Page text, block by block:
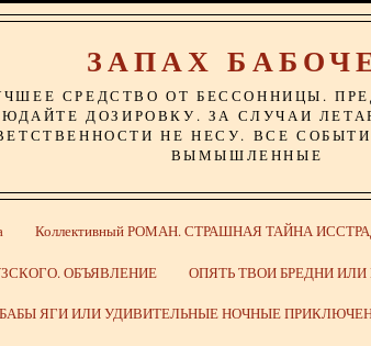
ЗАПАХ
СРЕДСТВО ОТ БЕССОННИЦЫ.
ДОЗИРОВКУ. ЗА СЛУЧАИ
НЕ НЕСУ. ВСЕ
ВЫМЫШЛЕННЫЕ
Коллективный РОМАН. СТРАШНАЯ ТАЙНА
ОБЪЯВЛЕНИЕ ОПЯТЬ ТВОИ БРЕДНИ
ЯГИ ИЛИ УДИВИТЕЛЬНЫЕ НОЧНЫЕ